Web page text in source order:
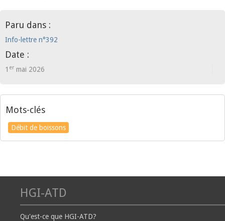
Paru dans :
Info-lettre n°392
Date :
1 er mai 2026
Mots-clés
Débit de boissons
HGI-ATD
Qu'est-ce que HGI-ATD?